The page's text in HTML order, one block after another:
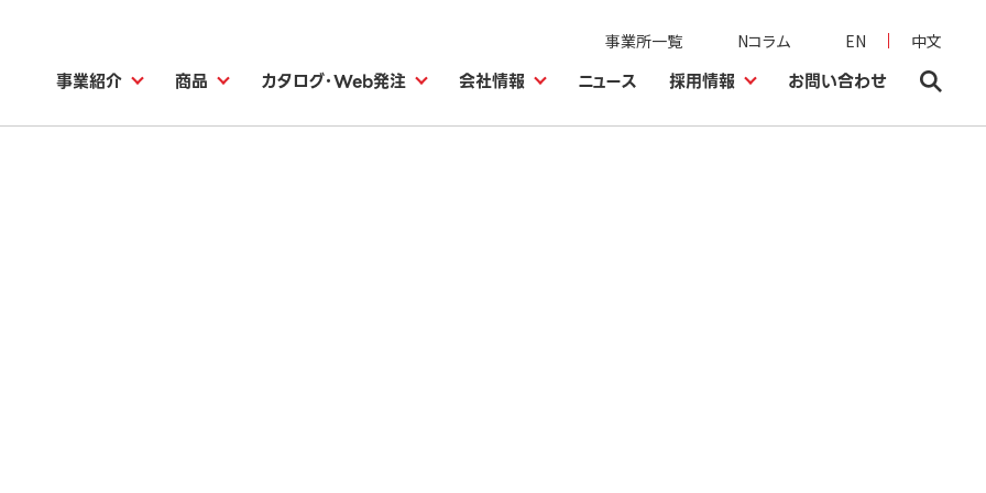
事業所一覧 Nコラム EN 中文
事業紹介 商品 カタログ・Web発注 会社情報 ニュース 採用情報 お問い合わせ